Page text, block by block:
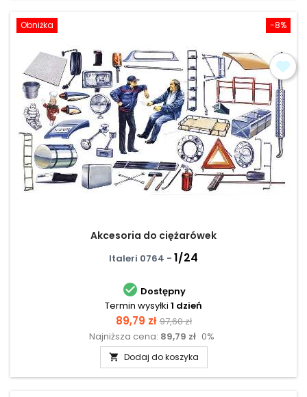
-8%
Obniżka
Akcesoria do ciężarówek
Italeri 0764 - 1/24
 Dostępny
Termin wysyłki 1 dzień
Cena
89,79 zł Cena
podstawowa
97,60 zł
Najniższa cena: 89,79 zł 0%
 Dodaj do koszyka